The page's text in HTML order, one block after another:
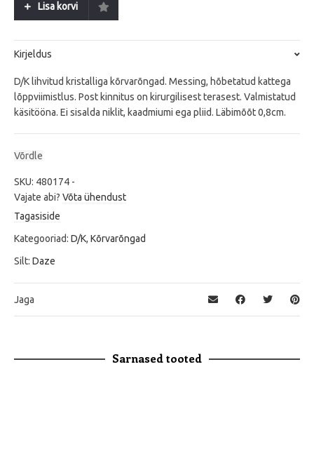
quantity
Lisa korvi
Kirjeldus
D/K lihvitud kristalliga kõrvarõngad. Messing, hõbetatud kattega
lõppviimistlus. Post kinnitus on kirurgilisest terasest. Valmistatud
käsitööna. Ei sisalda niklit, kaadmiumi ega pliid. Läbimõõt 0,8cm.
Võrdle
SKU: 480174 -
Vajate abi? Võta ühendust
Tagasiside
Kategooriad: D/K, Kõrvarõngad
Silt: Daze
Jaga
Sarnased tooted